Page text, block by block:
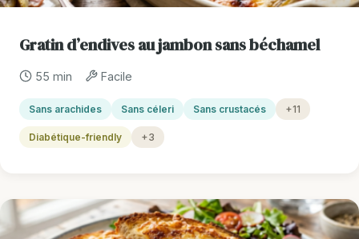
Gratin d’endives au jambon sans béchamel
55 min Facile
Sans arachides Sans céleri Sans crustacés +11
Diabétique-friendly +3